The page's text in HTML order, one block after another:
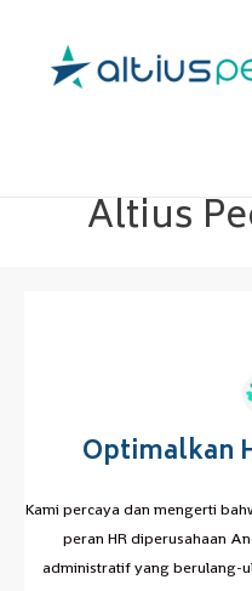
Altius
Optimalkan
Kami percaya dan mengerti
peran HR diperusahaan
administratif yang berulang-
you and let